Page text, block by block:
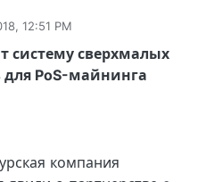
12:51 PM
систему сверхмалых
для PoS-майнинга
компания